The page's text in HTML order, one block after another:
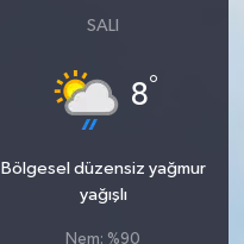
SALI
8°
Bölgesel düzensiz yağmur
yağışlı
Nem: %90